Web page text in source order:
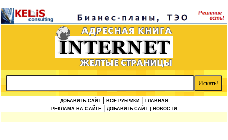
ДОБАВИТЬ САЙТ ВСЕ РУБРИКИ
ГЛАВНАЯ
РЕКЛАМА НА САЙТЕ
ДОБАВИТЬ САЙТ | НОВОСТИ